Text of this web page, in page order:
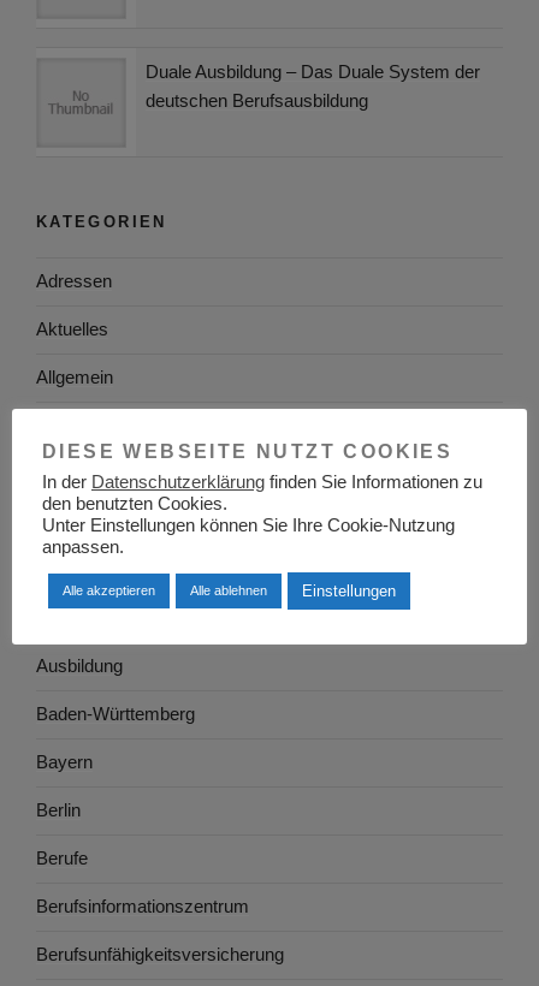
Duale Ausbildung – Das Duale System der
deutschen Berufsausbildung
KATEGORIEN
Adressen
Aktuelles
Allgemein
Arbeitsplatzsuche
Arbeitsrecht
Arbeitswelt
Ausbildung
Baden-Württemberg
Bayern
Berlin
Berufe
Berufsinformationszentrum
Berufsunfähigkeitsversicherung
DIESE WEBSEITE NUTZT COOKIES
In der Datenschutzerklärung finden Sie Informationen zu
den benutzten Cookies.
Unter Einstellungen können Sie Ihre Cookie-Nutzung
anpassen.
Alle akzeptieren Alle ablehnen Einstellungen